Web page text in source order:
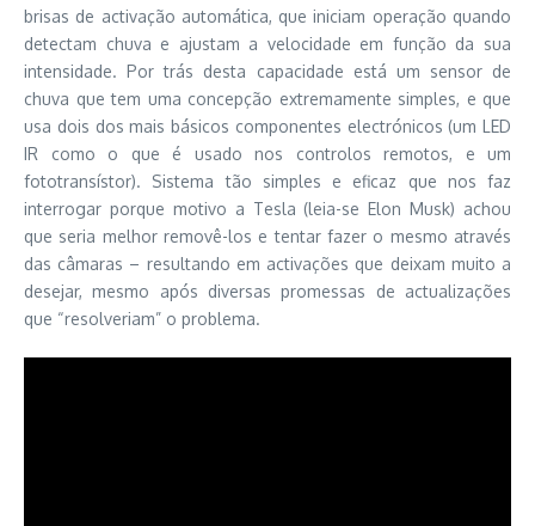
brisas de activação automática, que iniciam operação quando
detectam chuva e ajustam a velocidade em função da sua
intensidade. Por trás desta capacidade está um sensor de
chuva que tem uma concepção extremamente simples, e que
usa dois dos mais básicos componentes electrónicos (um LED
IR como o que é usado nos controlos remotos, e um
fototransístor). Sistema tão simples e eficaz que nos faz
interrogar porque motivo a Tesla (leia-se Elon Musk) achou
que seria melhor removê-los e tentar fazer o mesmo através
das câmaras – resultando em activações que deixam muito a
desejar, mesmo após diversas promessas de actualizações
que “resolveriam” o problema.